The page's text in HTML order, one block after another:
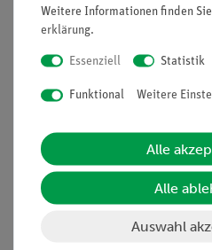
Informationen
Weitere Informationen finden
erklärung.
Essenziell Statistik
Funktional Weitere
Alle
Alle
Auswahl